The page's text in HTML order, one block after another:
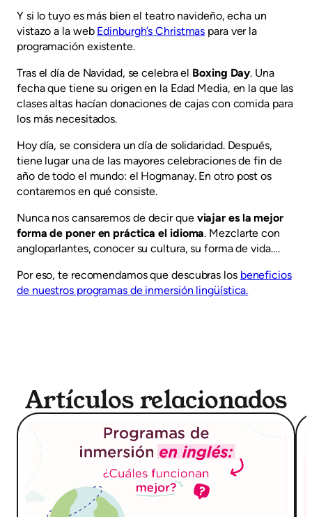
Y si lo tuyo es más bien el teatro navideño, echa un
vistazo a la web Edinburgh’s Christmas para ver la
programación existente.
Tras el día de Navidad, se celebra el Boxing Day. Una
fecha que tiene su origen en la Edad Media, en la que las
clases altas hacían donaciones de cajas con comida para
los más necesitados.
Hoy día, se considera un día de solidaridad. Después,
tiene lugar una de las mayores celebraciones de fin de
año de todo el mundo: el Hogmanay. En otro post os
contaremos en qué consiste.
Nunca nos cansaremos de decir que viajar es la mejor
forma de poner en práctica el idioma. Mezclarte con
angloparlantes, conocer su cultura, su forma de vida….
Por eso, te recomendamos que descubras los beneficios
de nuestros programas de inmersión lingüística.
Artículos relacionados